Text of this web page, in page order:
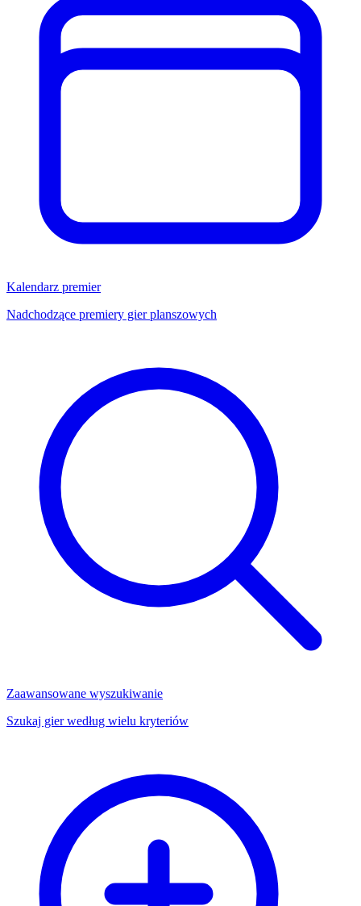
Kalendarz premier
Nadchodzące premiery gier planszowych
Zaawansowane wyszukiwanie
Szukaj gier według wielu kryteriów